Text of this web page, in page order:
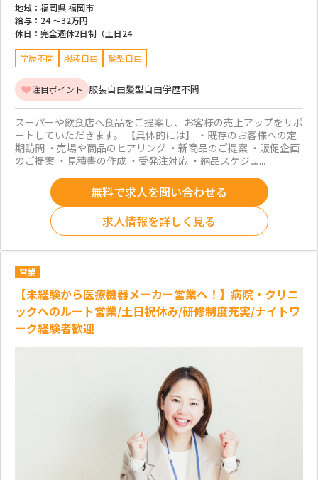
地域： 福岡県 福岡市
給与： 24 ～32万円
休日： 完全週休2日制（土日24
学歴不問 服装自由 髪型自由
注目ポイント 服装自由髪型自由学歴不問
スーパーや飲食店へ食品をご提案し、お客様の売上アップをサポ
ートしていただきます。 【具体的には】 ・既存のお客様への定
期訪問 ・売場や商品のヒアリング ・新商品のご提案 ・販促企画
のご提案 ・見積書の作成 ・受発注対応 ・納品スケジュ...
無料で求人を問い合わせる
求人情報を詳しく見る
営業
【未経験から医療機器メーカー営業へ！】病院・クリニ
ックへのルート営業/土日祝休み/研修制度充実/ナイトワ
ーク経験者歓迎